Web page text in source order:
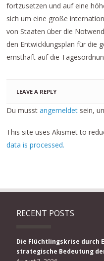
fortzusetzen und auf eine
sich um eine große
von Staaten über die
den Entwicklungsplan für die
ernsthaft auf die
LEAVE A REPLY
Du musstangemeldet sein,
This site uses Akismet to
data is processed.
RECENT POSTS
Die Flüchtlingskrise durch
strategische Bedeutung